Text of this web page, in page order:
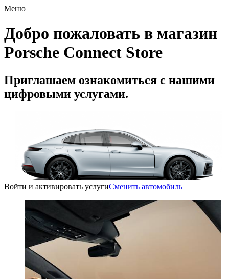
Меню
Добро пожаловать в магазин
Porsche Connect Store
Приглашаем ознакомиться с нашими
цифровыми услугами.
Войти и активировать услугиСменить автомобиль